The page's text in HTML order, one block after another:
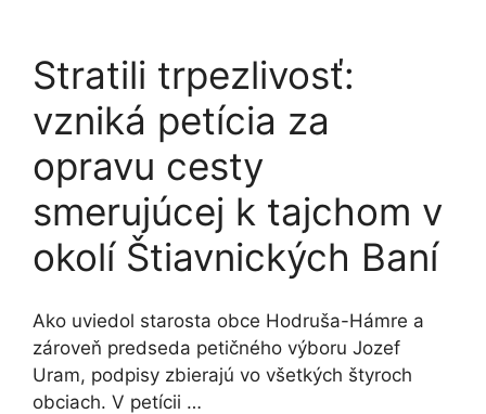
Stratili trpezlivosť:
vzniká petícia za
opravu cesty
smerujúcej k tajchom v
okolí Štiavnických Baní
Ako uviedol starosta obce Hodruša-Hámre a
zároveň predseda petičného výboru Jozef
Uram, podpisy zbierajú vo všetkých štyroch
obciach. V petícii …